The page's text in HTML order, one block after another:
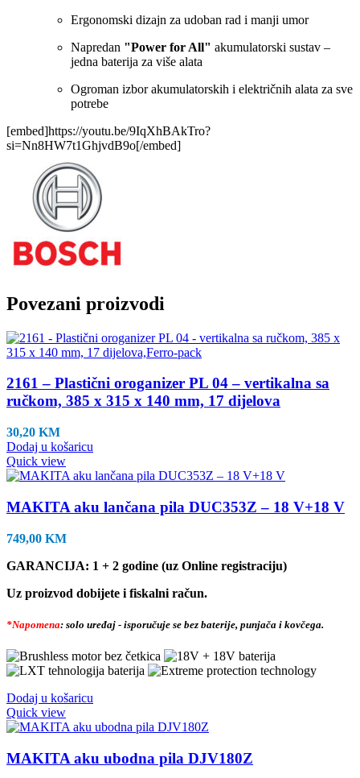
Ergonomski dizajn za udoban rad i manji umor
Napredan "Power for All" akumulatorski sustav –
jedna baterija za više alata
Ogroman izbor akumulatorskih i električnih alata za sve
potrebe
[embed]https://youtu.be/9IqXhBAkTro?
si=Nn8HW7t1GhjvdB9o[/embed]
Povezani proizvodi
2161 – Plastični oroganizer PL 04 – vertikalna sa
ručkom, 385 x 315 x 140 mm, 17 dijelova
30,20 KM
Dodaj u košaricu
Quick view
MAKITA aku lančana pila DUC353Z – 18 V+18 V
749,00 KM
GARANCIJA: 1 + 2 godine (uz Online registraciju)
Uz proizvod dobijete i fiskalni račun.
*Napomena: solo uređaj - isporučuje se bez baterije, punjača i kovčega.
Dodaj u košaricu
Quick view
MAKITA aku ubodna pila DJV180Z